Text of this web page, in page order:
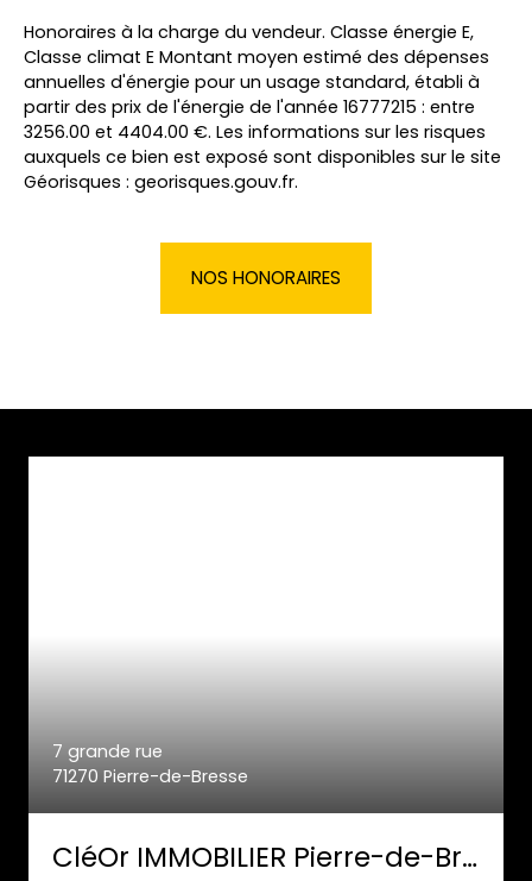
Honoraires à la charge du vendeur. Classe énergie E,
Classe climat E Montant moyen estimé des dépenses
annuelles d'énergie pour un usage standard, établi à
partir des prix de l'énergie de l'année 16777215 : entre
3256.00 et 4404.00 €. Les informations sur les risques
auxquels ce bien est exposé sont disponibles sur le site
Géorisques : georisques.gouv.fr.
NOS HONORAIRES
7 grande rue
71270 Pierre-de-Bresse
CléOr IMMOBILIER Pierre-de-Bresse